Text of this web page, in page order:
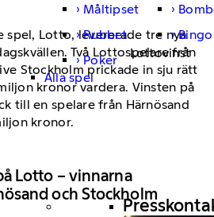
Måltipset
Rubbet
Bingo
Poker
Alla spel
Lottovinst
Lotto – vinnarna
och Stockholm